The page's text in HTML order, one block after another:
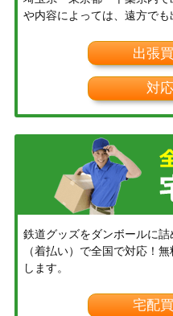
や内容によっては、遠方でも
出張
対
鉄道グッズをダンボールに
（着払い）で全国で対応！
します。
宅配